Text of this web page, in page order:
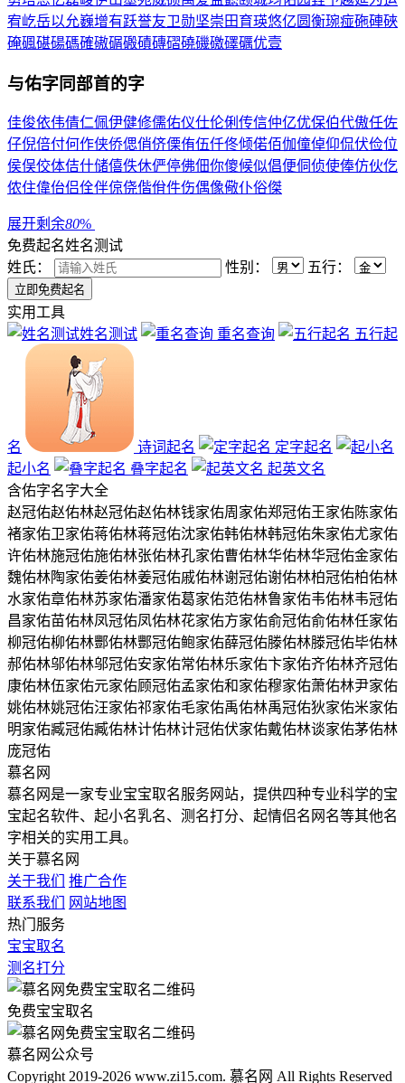
宥屹岳以允巍增有跃誉友卫勋坚崇田育瑛悠亿 圆衡琬痖砤硨硤
硽碸碪碭碼確磝碿磤磧磚磖磽磯礉礋礪优壹
与佑字同部首的字
佳俊依伟倩仁佩伊健修儒佑仪仕伦俐 传信仲亿优保伯代傲任佐
仔倪倍付何作侠侨偲俏侪傈侑伍仟佟倾偌佰伽僮倬仰侃伏俭位
侯俣佼体佶什储僖佚休俨停佛佃你傻候似倡便侗侦使俸仿伙仡
侬住偉佁侣佺伴倞侥偕佾件伤偶像儆仆俗傑
展开剩余80%
免费起名姓名测试
姓氏：
性别： 五行：
实用工具
姓名测试
重名查询 五行起
名 诗词起名
定字起名
起小名
叠字起名
起英文名
含佑字名字大全
赵冠佑赵佑林赵冠佑赵佑林钱家佑周家佑郑冠佑王家佑陈家佑
褚家佑卫家佑蒋佑林蒋冠佑沈家佑韩佑林韩冠佑朱家佑尤家佑
许佑林施冠佑施佑林张佑林孔家佑曹佑林华佑林华冠佑金家佑
魏佑林陶家佑姜佑林姜冠佑戚佑林谢冠佑谢佑林柏冠佑柏佑林
水家佑章佑林苏家佑潘家佑葛家佑范佑林鲁家佑韦佑林韦冠佑
昌家佑苗佑林凤冠佑凤佑林花家佑方家佑俞冠佑俞佑林任家佑
柳冠佑柳佑林酆佑林酆冠佑鲍家佑薛冠佑滕佑林滕冠佑毕佑林
郝佑林邬佑林邬冠佑安家佑常佑林乐家佑卞家佑齐佑林齐冠佑
康佑林伍家佑元家佑顾冠佑孟家佑和家佑穆家佑萧佑林尹家佑
姚佑林姚冠佑汪家佑祁家佑毛家佑禹佑林禹冠佑狄家佑米家佑
明家佑臧冠佑臧佑林计佑林计冠佑伏家佑戴佑林谈家佑茅佑林
庞冠佑
慕名网
慕名网是一家专业宝宝取名服务网站，提供四种专业科学的宝
宝起名软件、起小名乳名、测名打分、起情侣名网名等其他名
字相关的实用工具。
关于慕名网
关于我们
推广合作
联系我们
网站地图
热门服务
宝宝取名
测名打分
免费宝宝取名
慕名网公众号
Copyright 2019-2026 www.zi15.com. 慕名网 All Rights Reserved